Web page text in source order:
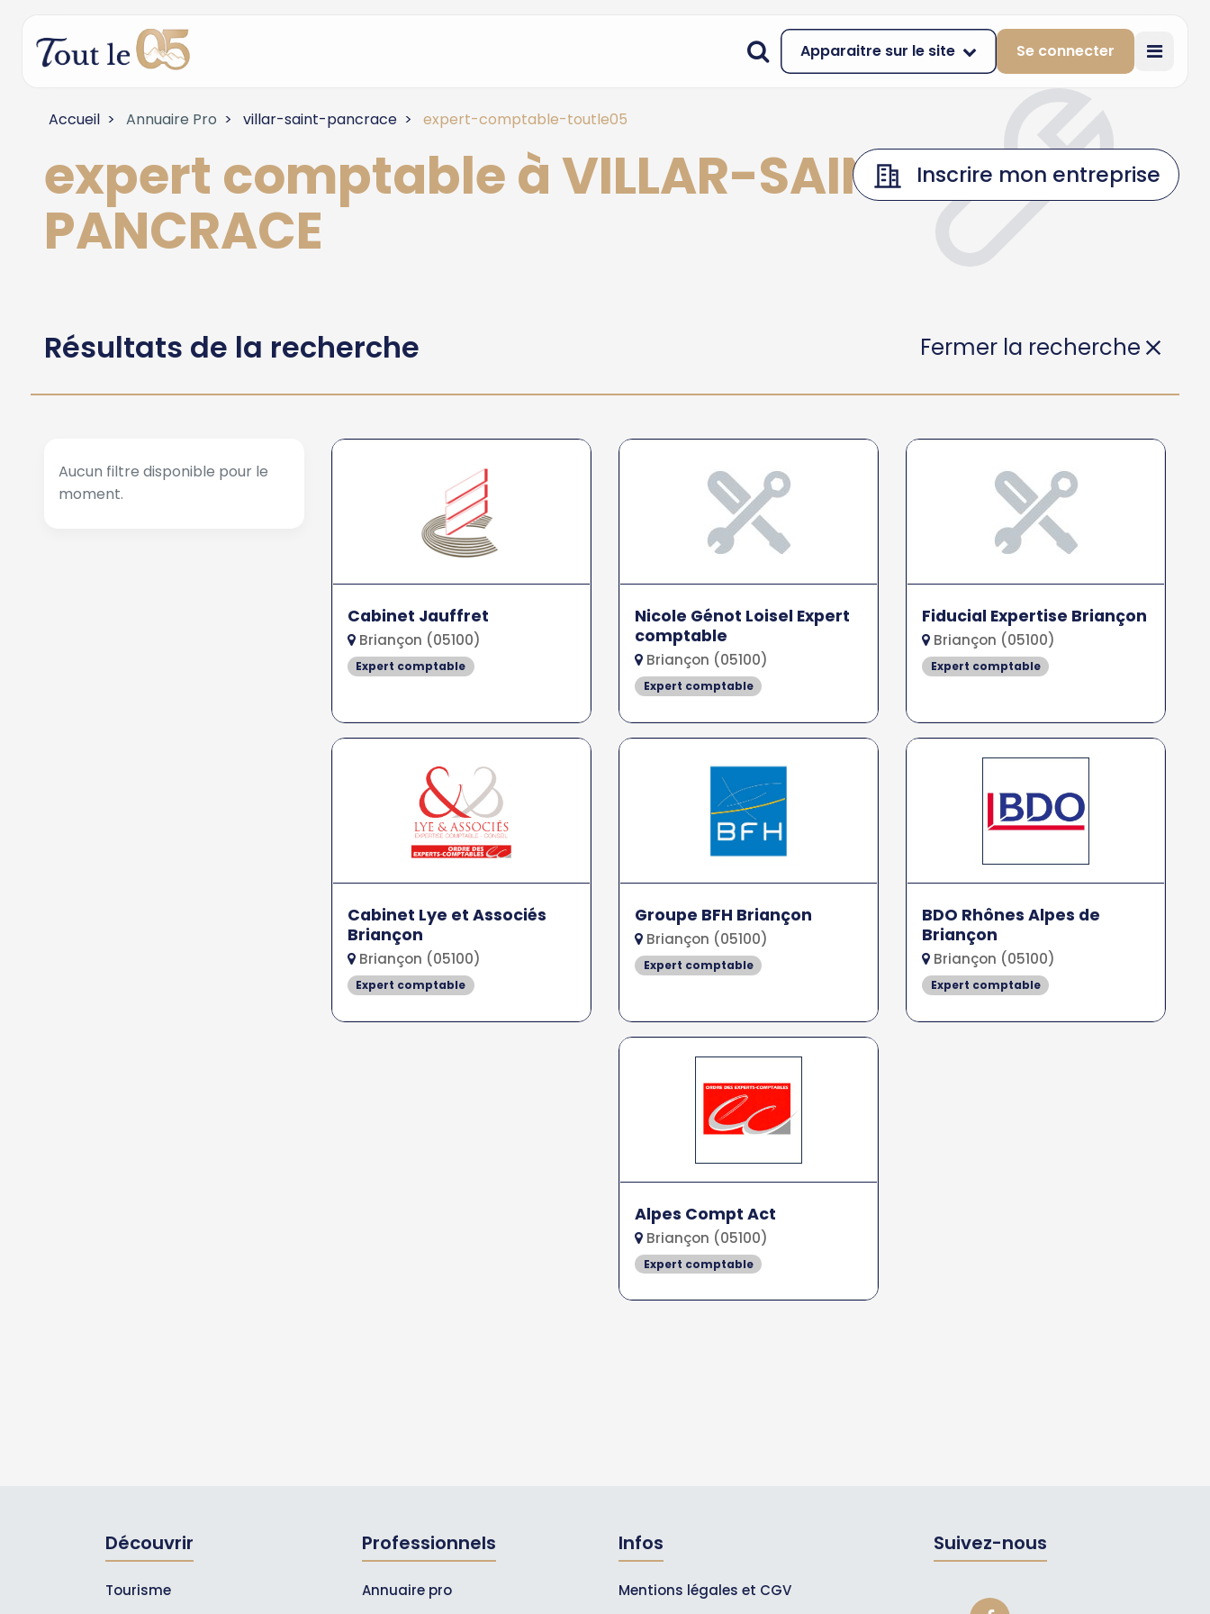
Apparaitre sur le site Se connecter
Accueil Annuaire Pro villar-saint-pancrace expert-comptable-toutle05
expert comptable à VILLAR-SAINT-
PANCRACE
Inscrire mon entreprise
Résultats de la recherche Fermer la recherche
Aucun filtre disponible pour le
moment.
Cabinet Jauffret
Briançon (05100)
Expert comptable
Nicole Génot Loisel Expert
comptable
Briançon (05100)
Expert comptable
Fiducial Expertise Briançon
Briançon (05100)
Expert comptable
Cabinet Lye et Associés
Briançon
Briançon (05100)
Expert comptable
Groupe BFH Briançon
Briançon (05100)
Expert comptable
BDO Rhônes Alpes de
Briançon
Briançon (05100)
Expert comptable
Alpes Compt Act
Briançon (05100)
Expert comptable
Découvrir
Tourisme
Professionnels
Annuaire pro
Infos
Mentions légales et CGV
Suivez-nous